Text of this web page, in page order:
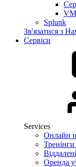
Splunk
Зв'язатися з
Сервіси
Services
Онлайн
Тренінги
Оренда